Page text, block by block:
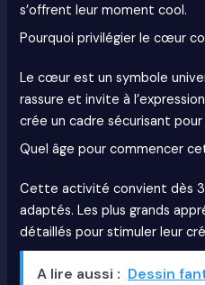
s’offrent leur moment cool.
Pourquoi privilégier le cœur
Le cœur est un symbole
rassure et invite à
crée un cadre sécurisant
Quel âge pour commencer
Cette activité convient dès 3
adaptés. Les plus grands
détaillés pour stimuler leur
A lire aussi : Dessin